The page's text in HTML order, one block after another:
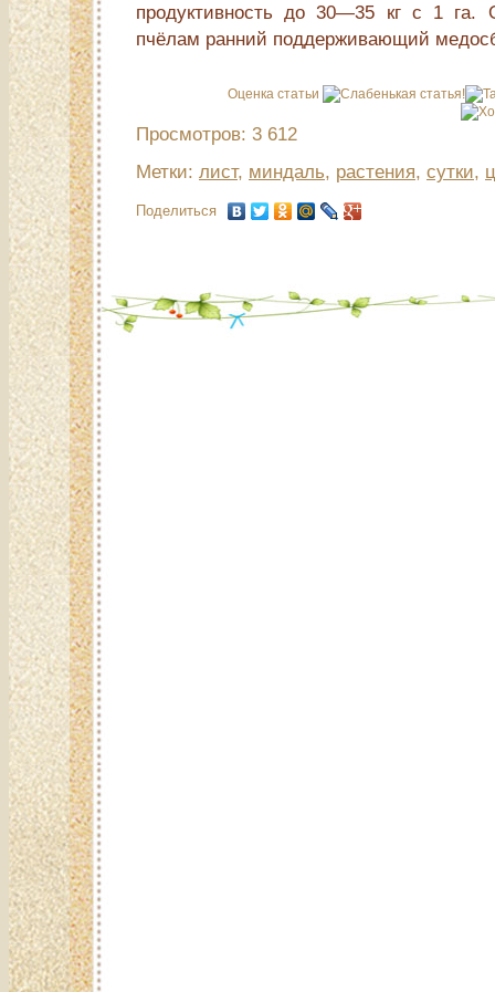
продуктивность до 30—35 кг с 1 га.
пчёлам ранний поддерживающий
Оценка статьи
Просмотров: 3 612
Метки: лист, миндаль, растения, сутки,
Поделиться